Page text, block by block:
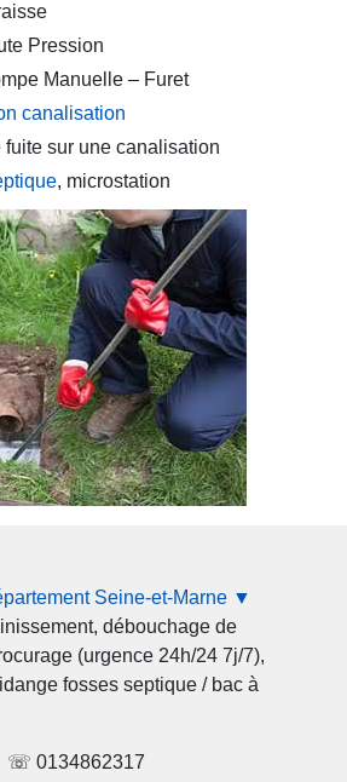
Pression
Manuelle – Furet
canalisation
fuite sur une canalisation
, microstation
Seine-et-Marne ▼
débouchage de
(urgence 24h/24 7j/7),
fosses septique / bac à
☏ 0134862317